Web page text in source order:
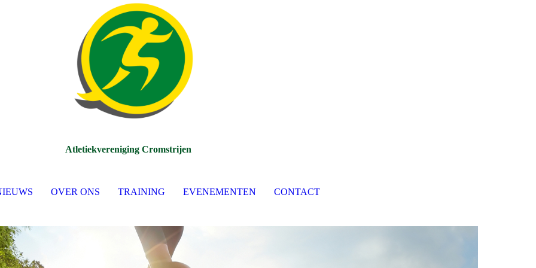
Atletiekvereniging Cromstrijen
OVER ONS TRAINING EVENEMENTEN CONTACT